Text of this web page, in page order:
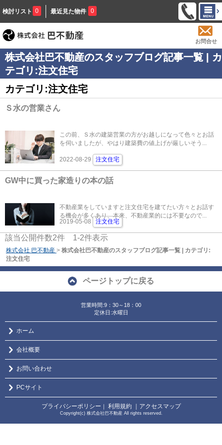
検討リスト 0 最近見た物件 0
お問合せ
株式会社巴不動産のスタッフブログ記事一覧 | カ
テゴリ:注文住宅
カテゴリ:注文住宅
Ｓ水の営業さん
この前、Ｓ水の建築営業の方がお越しになって色々とお話
を伺いましたが、やはり建築費の値上げが厳しいそう...
2022-08-29 注文住宅
GW中に買った家造りの本の話
不動産業をしていますと注文住宅を建てたい方々とお話す
る機会が多くあり、本来、不動産業的には不要なので...
2019-05-08
注文住宅
該当公開件数2件 1-2件表示
株式会社 巴不動産 > 株式会社巴不動産のスタッフブログ記事一覧 | カテゴリ:
注文住宅
ページトップに戻る
営業時間:9：30～18：00
定休日:水曜日
ホーム
会社概要
お問い合わせ
PCサイト
プライバシーポリシー 利用規約 ｜アクセスマップ
Copyright(c) 株式会社巴不動産 All rights reserved.